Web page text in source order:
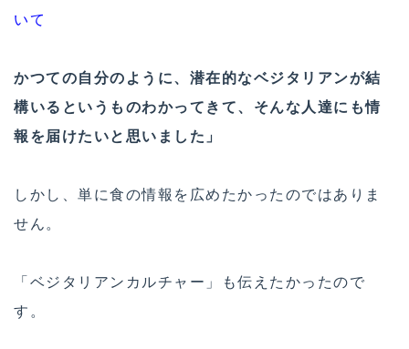
いて
かつての自分のように、潜在的なベジタリアンが結
構いるというものわかってきて、そんな人達にも情
報を届けたいと思いました」
しかし、単に食の情報を広めたかったのではありま
せん。
「ベジタリアンカルチャー」も伝えたかったので
す。